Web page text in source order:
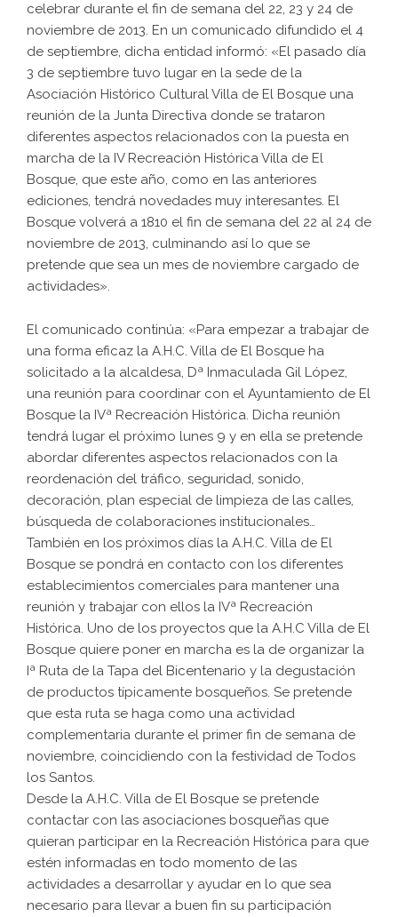
celebrar durante el fin de semana del 22, 23 y 24 de
noviembre de 2013. En un comunicado difundido el 4
de septiembre, dicha entidad informó: «El pasado día
3 de septiembre tuvo lugar en la sede de la
Asociación Histórico Cultural Villa de El Bosque una
reunión de la Junta Directiva donde se trataron
diferentes aspectos relacionados con la puesta en
marcha de la IV Recreación Histórica Villa de El
Bosque, que este año, como en las anteriores
ediciones, tendrá novedades muy interesantes. El
Bosque volverá a 1810 el fin de semana del 22 al 24 de
noviembre de 2013, culminando así lo que se
pretende que sea un mes de noviembre cargado de
actividades».
El comunicado continúa: «Para empezar a trabajar de
una forma eficaz la A.H.C. Villa de El Bosque ha
solicitado a la alcaldesa, Dª Inmaculada Gil López,
una reunión para coordinar con el Ayuntamiento de El
Bosque la IVª Recreación Histórica. Dicha reunión
tendrá lugar el próximo lunes 9 y en ella se pretende
abordar diferentes aspectos relacionados con la
reordenación del tráfico, seguridad, sonido,
decoración, plan especial de limpieza de las calles,
búsqueda de colaboraciones institucionales…
También en los próximos días la A.H.C. Villa de El
Bosque se pondrá en contacto con los diferentes
establecimientos comerciales para mantener una
reunión y trabajar con ellos la IVª Recreación
Histórica. Uno de los proyectos que la A.H.C Villa de El
Bosque quiere poner en marcha es la de organizar la
Iª Ruta de la Tapa del Bicentenario y la degustación
de productos típicamente bosqueños. Se pretende
que esta ruta se haga como una actividad
complementaria durante el primer fin de semana de
noviembre, coincidiendo con la festividad de Todos
los Santos.
Desde la A.H.C. Villa de El Bosque se pretende
contactar con las asociaciones bosqueñas que
quieran participar en la Recreación Histórica para que
estén informadas en todo momento de las
actividades a desarrollar y ayudar en lo que sea
necesario para llevar a buen fin su participación